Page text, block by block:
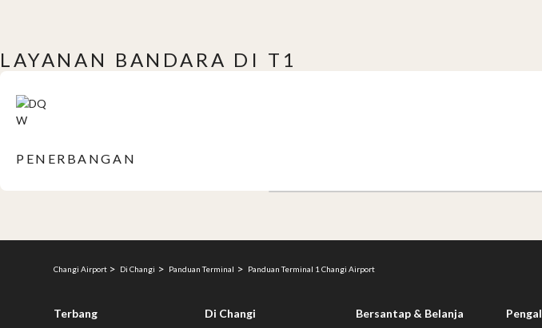
LAYANAN BANDARA DI T1
PENERBANGAN
Changi Airport Di Changi Panduan Terminal Panduan Terminal 1 Changi Airport
Terbang
Di Changi
Bersantap & Belanja